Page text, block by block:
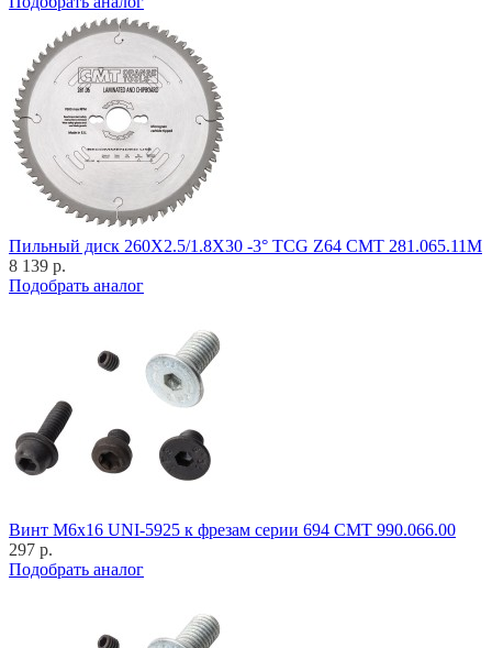
Пильный диск 260X2.5/1.8X30 -3° TCG Z64 CMT 281.065.11M
8 139 р.
Подобрать аналог
Винт M6x16 UNI-5925 к фрезам серии 694 CMT 990.066.00
297 р.
Подобрать аналог